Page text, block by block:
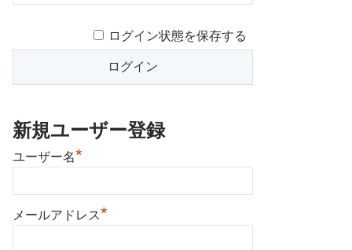
ログイン状態を保存する
新規ユーザー登録
ユーザー名*
メールアドレス*